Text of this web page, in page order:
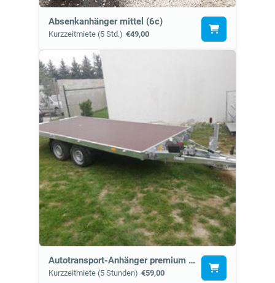
Absenkanhänger mittel (6c)
Kurzzeitmiete (5 Std.) €49,00
Autotransport-Anhänger premium (10b), ohne Gurteset.
Kurzzeitmiete (5 Stunden) €59,00